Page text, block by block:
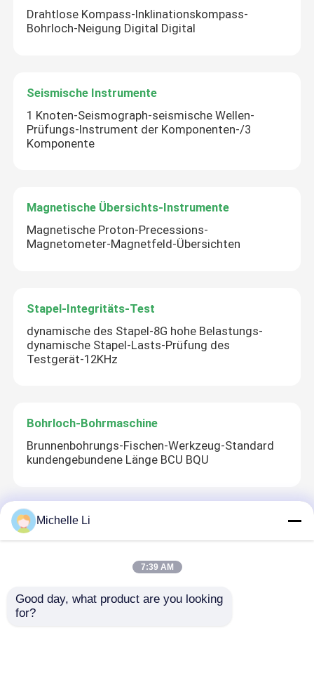
Drahtlose Kompass-Inklinationskompass-
Bohrloch-Neigung Digital Digital
Seismische Instrumente
1 Knoten-Seismograph-seismische Wellen-
Prüfungs-Instrument der Komponenten-/3
Komponente
Magnetische Übersichts-Instrumente
Magnetische Proton-Precessions-
Magnetometer-Magnetfeld-Übersichten
Stapel-Integritäts-Test
dynamische des Stapel-8G hohe Belastungs-
dynamische Stapel-Lasts-Prüfung des
Testgerät-12KHz
Bohrloch-Bohrmaschine
Brunnenbohrungs-Fischen-Werkzeug-Standard
kundengebundene Länge BCU BQU
Seismischer Geophone-Sensor
Geschwindigkeitsprüfung der geschnittenen
Welle Oberflächenwellenforschung
Michelle Li
7:39 AM
Good day, what product are you looking
for?